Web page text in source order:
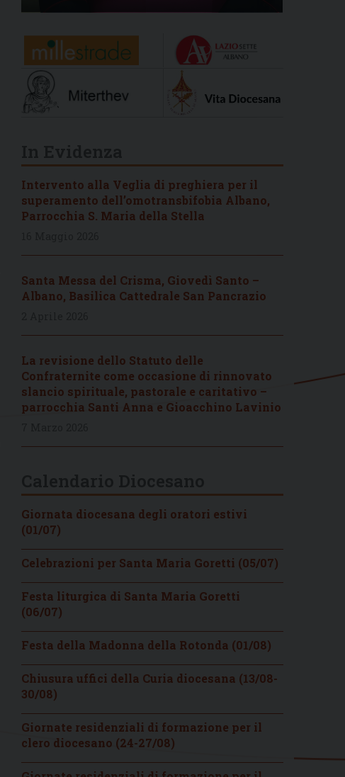
Intervento alla Veglia di preghiera per il
superamento dell’omotransbifobia Albano,
Parrocchia S. Maria della Stella
Santa Messa del Crisma, Giovedì Santo –
Albano, Basilica Cattedrale San Pancrazio
La revisione dello Statuto delle
Confraternite come occasione di rinnovato
slancio spirituale, pastorale e caritativo –
parrocchia Santi Anna e Gioacchino Lavinio
Giornata diocesana degli oratori estivi
(01/07)
Celebrazioni per Santa Maria Goretti (05/07)
Festa liturgica di Santa Maria Goretti
(06/07)
Festa della Madonna della Rotonda (01/08)
Chiusura uffici della Curia diocesana (13/08-
30/08)
Giornate residenziali di formazione per il
clero diocesano (24-27/08)